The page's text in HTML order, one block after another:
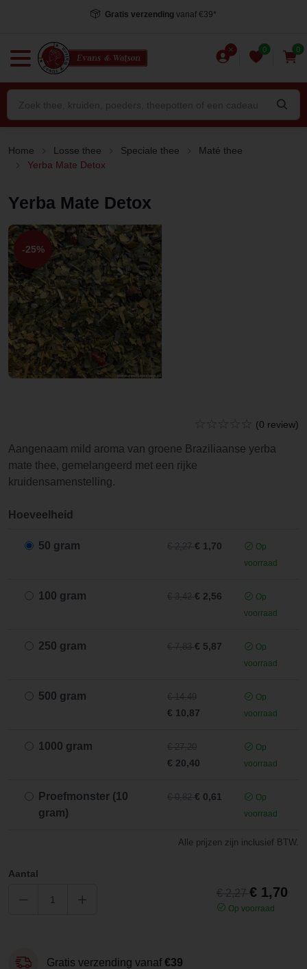
Gratis verzending vanaf €39*
0 0
Home Losse thee Speciale thee
Maté thee
Yerba Mate Detox
Yerba Mate Detox
-25%
(0 review)
Aangenaam mild aroma van groene Braziliaanse yerba
mate thee, gemelangeerd met een rijke
kruidensamenstelling.
Hoeveelheid
50 gram € 1,70
Op
voorraad
100 gram € 2,56
Op
voorraad
250 gram € 5,87
Op
voorraad
500 gram
€ 10,87
Op
voorraad
1000 gram
€ 20,40
Op
voorraad
Proefmonster (10
gram)
€ 0,61
Op
voorraad
Alle prijzen zijn inclusief BTW.
Aantal
€ 1,70
Op voorraad
Gratis verzending vanaf €39